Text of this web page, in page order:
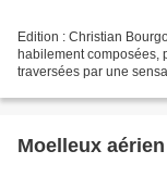
Edition : Christian
habilement composées,
traversées par une
Moelleux